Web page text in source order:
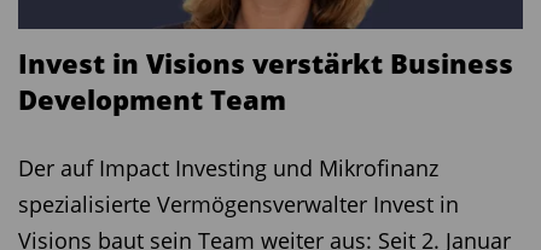
Invest in Visions verstärkt Business
Development Team
Der auf Impact Investing und Mikrofinanz
spezialisierte Vermögensverwalter Invest in
Visions baut sein Team weiter aus: Seit 2. Januar